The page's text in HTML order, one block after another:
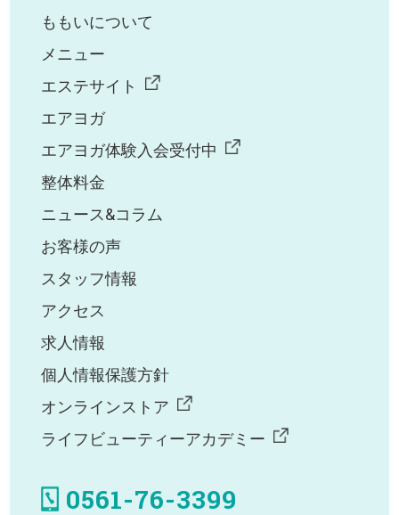
ももいについて
メニュー
エステサイト
エアヨガ
エアヨガ体験入会受付中
整体料金
ニュース&コラム
お客様の声
スタッフ情報
アクセス
求人情報
個人情報保護方針
オンラインストア
ライフビューティーアカデミー
0561-76-3399